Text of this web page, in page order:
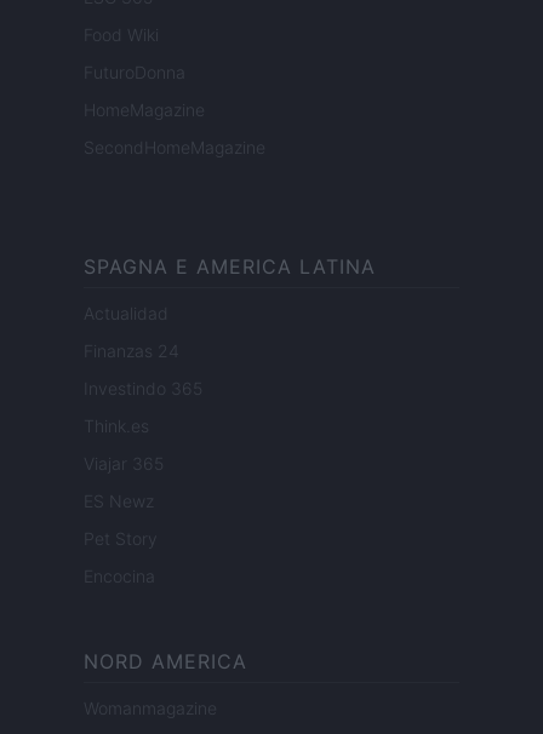
Food Wiki
FuturoDonna
HomeMagazine
SecondHomeMagazine
SPAGNA E AMERICA LATINA
Actualidad
Finanzas 24
Investindo 365
Think.es
Viajar 365
ES Newz
Pet Story
Encocina
NORD AMERICA
Womanmagazine